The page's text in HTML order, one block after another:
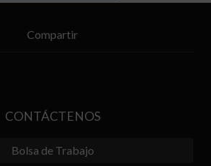
Compartir
CONTÁCTENOS
Bolsa de Trabajo